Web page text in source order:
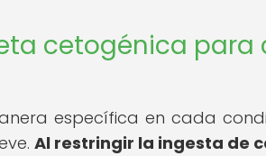
cetogénica para
específica en cada
Al restringir la ingesta de